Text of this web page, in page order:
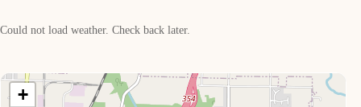
Could not load weather. Check back later.
+